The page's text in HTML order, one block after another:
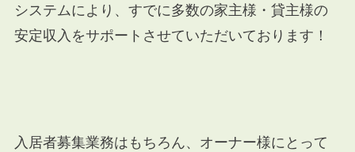
システムにより、すでに多数の家主様・貸主様の
安定収入をサポートさせていただいております！
入居者募集業務はもちろん、オーナー様にとって